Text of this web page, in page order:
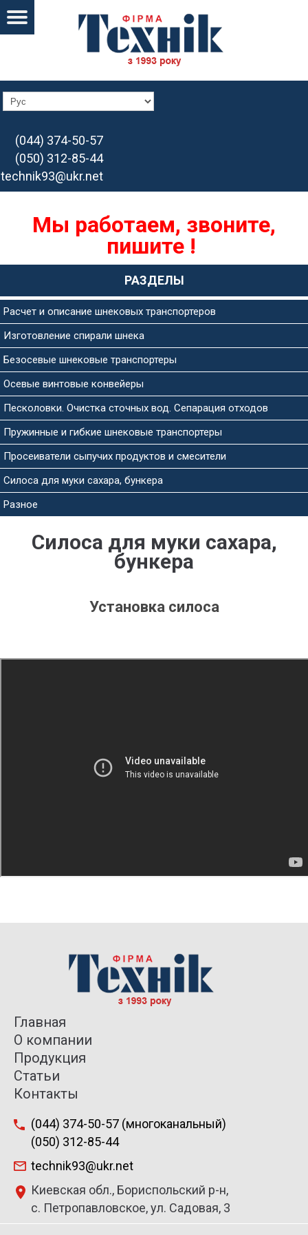
(044) 374-50-57
(050) 312-85-44
technik93@ukr.net
Мы работаем, звоните,
пишите !
РАЗДЕЛЫ
Расчет и описание шнековых транспортеров
Изготовление спирали шнека
Безосевые шнековые транспортеры
Осевые винтовые конвейеры
Песколовки. Очистка сточных вод. Сепарация отходов
Пружинные и гибкие шнековые транспортеры
Просеиватели сыпучих продуктов и смесители
Силоса для муки сахара, бункера
Разное
Силоса для муки сахара,
бункера
Установка силоса
Главная
О компании
Продукция
Статьи
Контакты
(044) 374-50-57 (многоканальный)
(050) 312-85-44
technik93@ukr.net
Киевская обл., Бориспольский р-н,
с. Петропавловское, ул. Садовая, 3